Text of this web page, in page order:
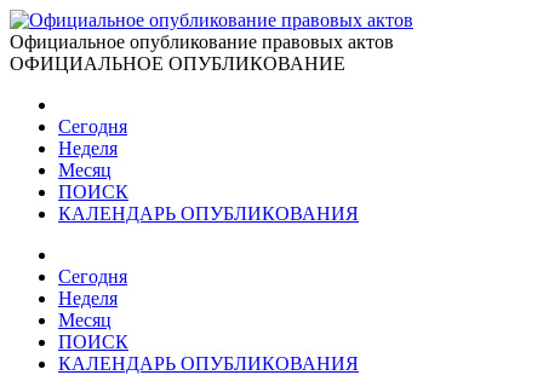
Официальное опубликование правовых актов
ОФИЦИАЛЬНОЕ ОПУБЛИКОВАНИЕ
Сегодня
Неделя
Месяц
ПОИСК
КАЛЕНДАРЬ ОПУБЛИКОВАНИЯ
Сегодня
Неделя
Месяц
ПОИСК
КАЛЕНДАРЬ ОПУБЛИКОВАНИЯ